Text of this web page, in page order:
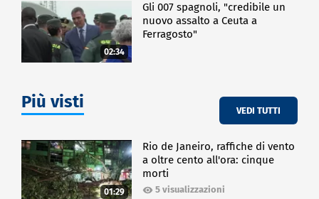
02:34
Gli 007 spagnoli, "credibile un
nuovo assalto a Ceuta a
Ferragosto"
Più visti VEDI TUTTI
01:29
Rio de Janeiro, raffiche di vento
a oltre cento all'ora: cinque
morti
5 visualizzazioni